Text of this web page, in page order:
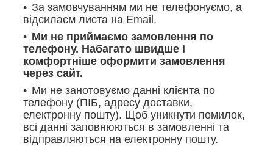
За замовчуванням ми не телефонуємо, а
відсилаєм листа на Email.
Ми не приймаємо замовлення по
телефону. Набагато швидше і
комфортніше оформити замовлення
через сайт.
Ми не занотовуємо данні клієнта по
телефону (ПІБ, адресу доставки,
електронну пошту). Щоб уникнути помилок,
всі данні заповнюються в замовленні та
відправляються на електронну пошту.